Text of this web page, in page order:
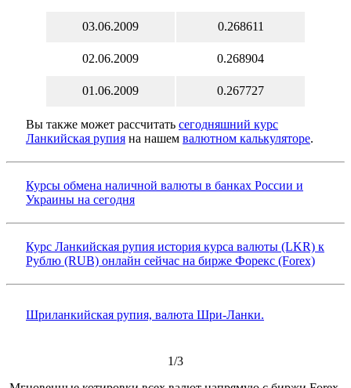
03.06.2009 0.268611
02.06.2009 0.268904
01.06.2009 0.267727
Вы также может рассчитать сегодняшний курс
Ланкийская рупия на нашем валютном калькуляторе.
Курсы обмена наличной валюты в банках России и
Украины на сегодня
Курс Ланкийская рупия история курса валюты (LKR) к
Рублю (RUB) онлайн сейчас на бирже Форекс (Forex)
Шриланкийская рупия, валюта Шри-Ланки.
1/3